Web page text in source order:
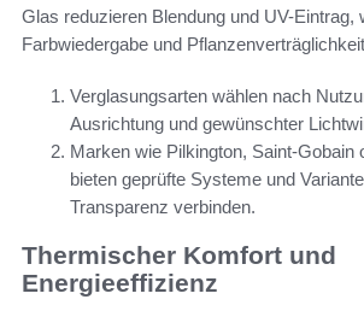
Glas reduzieren Blendung und UV-Eintrag,
Farbwiedergabe und
Verglasungsarten wählen nach
Ausrichtung und gewünschter
Marken wie Pilkington, Saint-Gobain
bieten geprüfte Systeme und
Transparenz verbinden.
Thermischer Komfort und
Energieeffizienz